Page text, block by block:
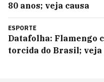
80 anos; veja causa
ESPORTE
Datafolha: Flamengo
torcida do Brasil;